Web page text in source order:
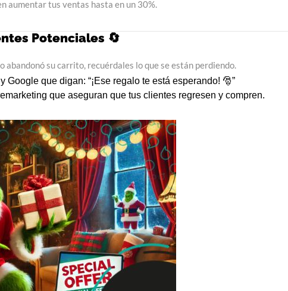
aumentar tus ventas hasta en un 30%.
Potenciales 🔄
su carrito, recuérdales lo que se están perdiendo.
que digan: “¡Ese regalo te está esperando! 🎅”
que aseguran que tus clientes regresen y compren.